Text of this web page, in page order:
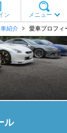
メニュー
ン
紹介 愛車プロフィ
ル